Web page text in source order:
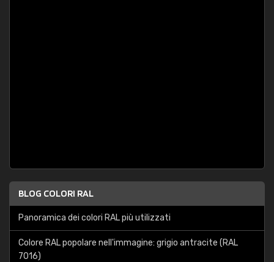
BLOG COLORI RAL
Panoramica dei colori RAL più utilizzati
Colore RAL popolare nell'immagine: grigio antracite (RAL
7016)